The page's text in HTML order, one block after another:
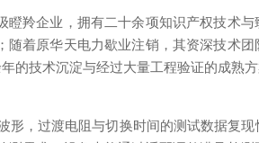
羚企业，拥有二十余项知识产权技术
着原华天电力歇业注销，其资深技术
的技术沉淀与经过大量工程验证的成熟方
，过渡电阻与切换时间的测试数据复